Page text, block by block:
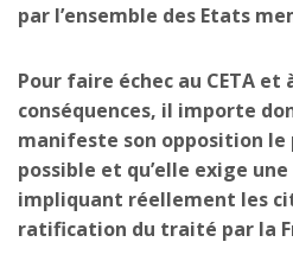
par l’ensemble des Etats
Pour faire échec au CETA et
conséquences, il importe
manifeste son opposition le
possible et qu’elle exige
impliquant réellement les
ratification du traité par la